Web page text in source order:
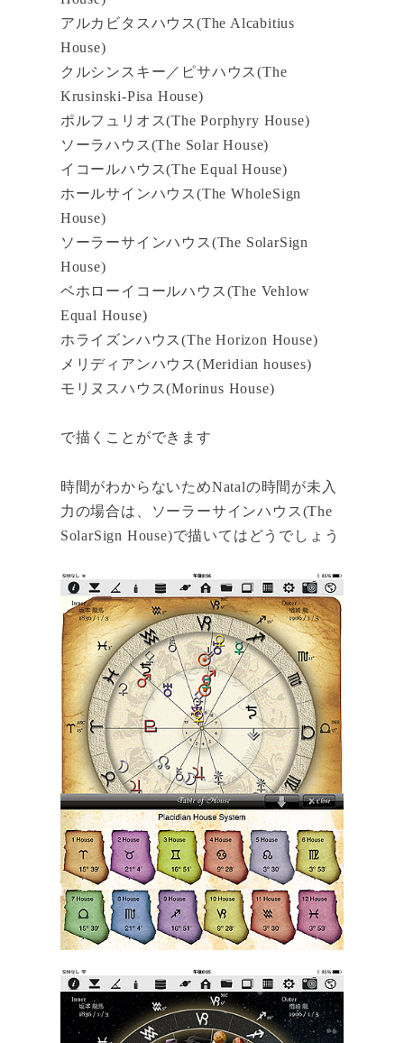
アルカビタスハウス(The Alcabitius
House)
クルシンスキー／ピサハウス(The
Krusinski-Pisa House)
ポルフュリオス(The Porphyry House)
ソーラハウス(The Solar House)
イコールハウス(The Equal House)
ホールサインハウス(The WholeSign
House)
ソーラーサインハウス(The SolarSign
House)
ベホローイコールハウス(The Vehlow
Equal House)
ホライズンハウス(The Horizon House)
メリディアンハウス(Meridian houses)
モリヌスハウス(Morinus House)
で描くことができます
時間がわからないためNatalの時間が未入
力の場合は、ソーラーサインハウス(The
SolarSign House)で描いてはどうでしょう